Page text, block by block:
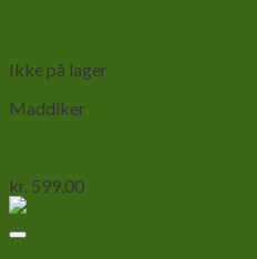
Ikke på lager
Maddiker
kr. 599,00